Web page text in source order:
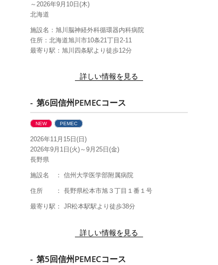
～2026年9月10日(木)
北海道
施設名：旭川脳神経外科循環器内科病院
住所：北海道旭川市10条21丁目2-11
最寄り駅：旭川四条駅より徒歩12分
詳しい情報を見る
- 第6回信州PEMECコース
NEW PEMEC
2026年11月15日(日)
2026年9月1日(火)～9月25日(金)
長野県
施設名 ： 信州大学医学部附属病院
住所 ： 長野県松本市旭３丁目１番１号
最寄り駅： JR松本駅駅より徒歩38分
詳しい情報を見る
- 第5回信州PEMECコース